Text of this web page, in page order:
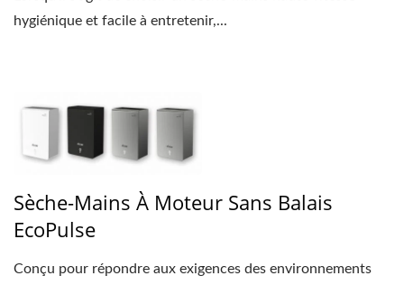
hygiénique et facile à entretenir,...
Sèche-Mains À Moteur Sans Balais
EcoPulse
Conçu pour répondre aux exigences des environnements